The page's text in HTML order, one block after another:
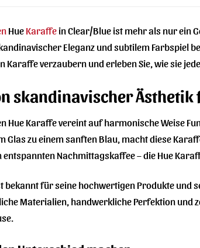
HueKaraffein Clear/Blue ist mehr als nur ein
Eleganz und subtilem Farbspiel
Karaffe verzaubern und erleben Sie, wie sie
skandinavischer Ästhetik
Hue Karaffe vereint auf harmonische Weise
Glas zu einem sanften Blau, macht diese
entspannten Nachmittagskaffee – die Hue
bekannt für seine hochwertigen Produkte und
Materialien, handwerkliche Perfektion und